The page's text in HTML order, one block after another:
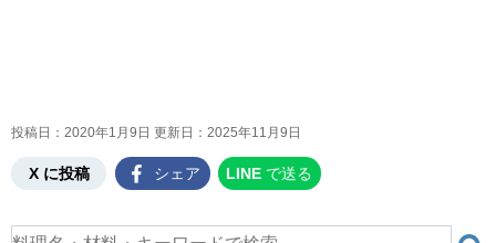
投稿日：2020年1月9日 更新日： 2025年11月9日
X に投稿 シェア LINE で送る